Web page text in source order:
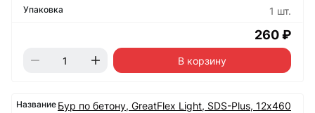
1 шт.
260 ₽
В корзину
Бур по бетону, GreatFlex Light, SDS-Plus, 12х460